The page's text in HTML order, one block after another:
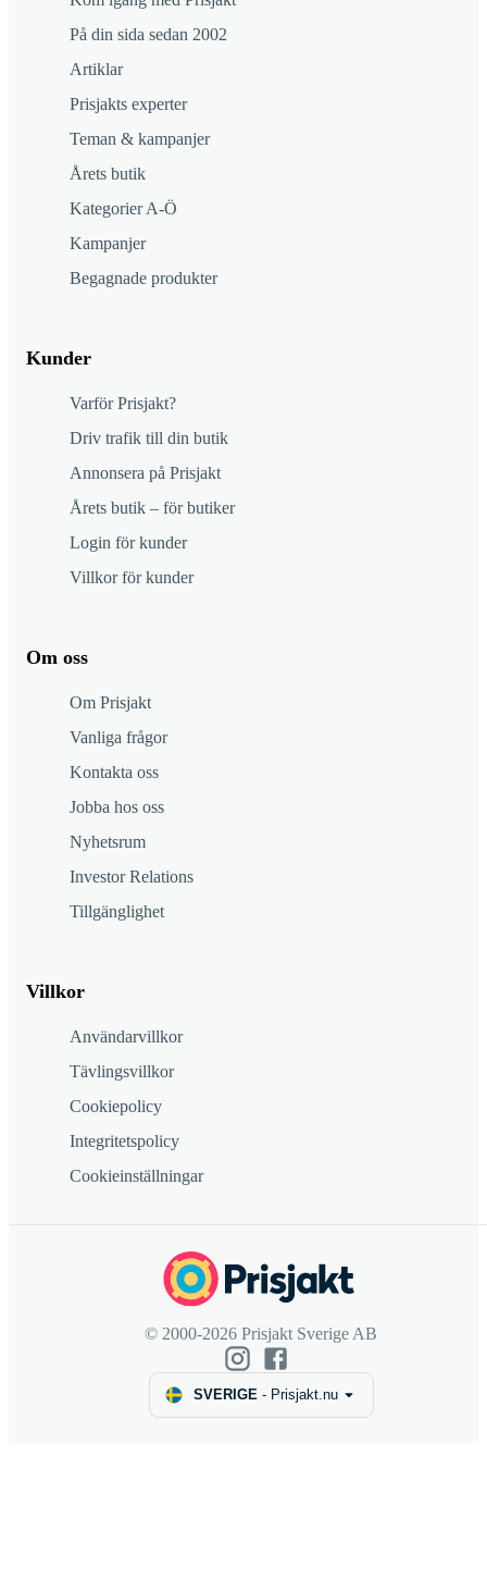
På din sida sedan 2002
Artiklar
Prisjakts experter
Teman & kampanjer
Årets butik
Kategorier A-Ö
Kampanjer
Begagnade produkter
Kunder
Varför Prisjakt?
Driv trafik till din butik
Annonsera på Prisjakt
Årets butik – för butiker
Login för kunder
Villkor för kunder
Om oss
Om Prisjakt
Vanliga frågor
Kontakta oss
Jobba hos oss
Nyhetsrum
Investor Relations
Tillgänglighet
Villkor
Användarvillkor
Tävlingsvillkor
Cookiepolicy
Integritetspolicy
Cookieinställningar
© 2000-2026 Prisjakt Sverige AB
SVERIGE- Prisjakt.nu